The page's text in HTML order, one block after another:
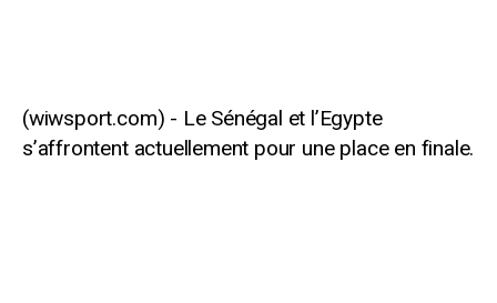
Le Sénégal et l’Egypte
s’affrontent actuellement pour une place en finale.